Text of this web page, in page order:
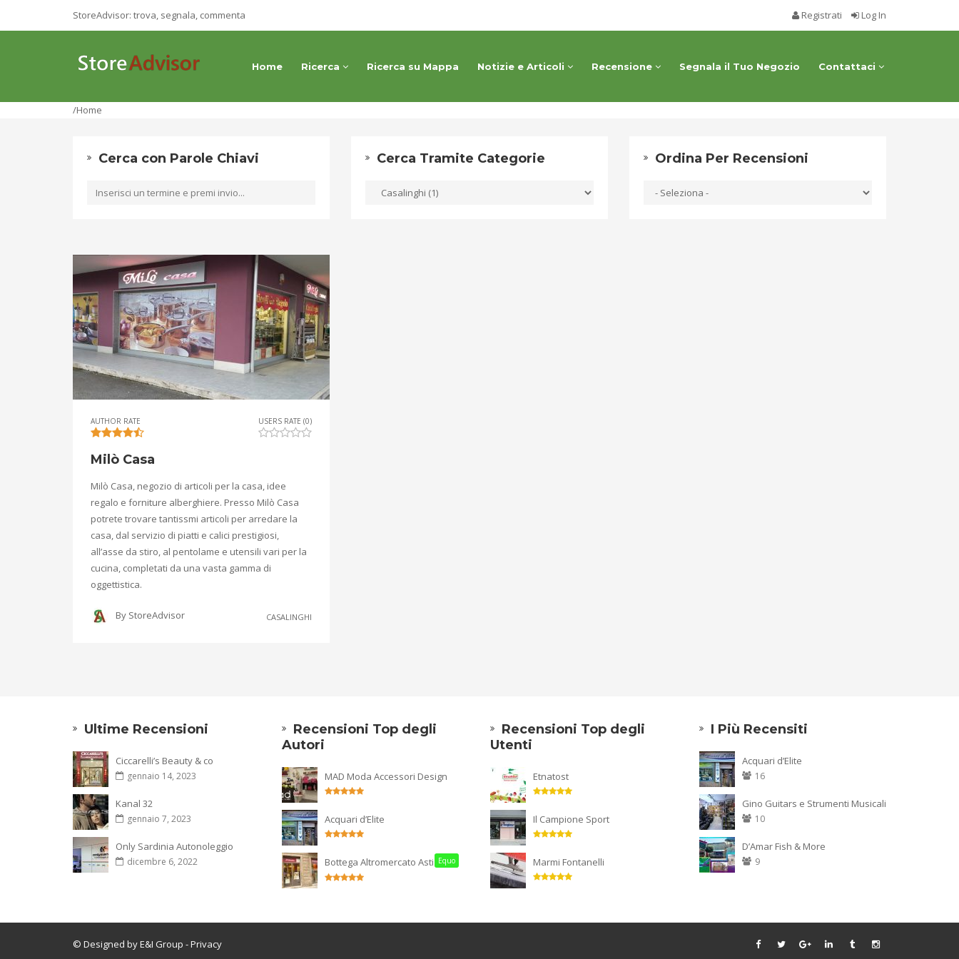
StoreAdvisor: trova, segnala, commenta Registrati Log In
Home Ricerca Ricerca su Mappa Notizie e Articoli Recensione Segnala il Tuo Negozio Contattaci
/Home
Cerca con Parole Chiavi Cerca Tramite Categorie Ordina Per Recensioni
AUTHOR RATE USERS RATE (0)
Milò Casa
Milò Casa, negozio di articoli per la casa, idee
regalo e forniture alberghiere. Presso Milò Casa
potrete trovare tantissmi articoli per arredare la
casa, dal servizio di piatti e calici prestigiosi,
all’asse da stiro, al pentolame e utensili vari per la
cucina, completati da una vasta gamma di
oggettistica.
By StoreAdvisor CASALINGHI
Ultime Recensioni
Ciccarelli’s Beauty & co
gennaio 14, 2023
Kanal 32
gennaio 7, 2023
Only Sardinia Autonoleggio
dicembre 6, 2022
Recensioni Top degli
Autori
MAD Moda Accessori Design
Acquari d’Elite
Bottega Altromercato Asti Equo
Recensioni Top degli
Utenti
Etnatost
Il Campione Sport
Marmi Fontanelli
I Più Recensiti
Acquari d’Elite
16
Gino Guitars e Strumenti Musicali
10
D’Amar Fish & More
9
© Designed by E&I Group - Privacy